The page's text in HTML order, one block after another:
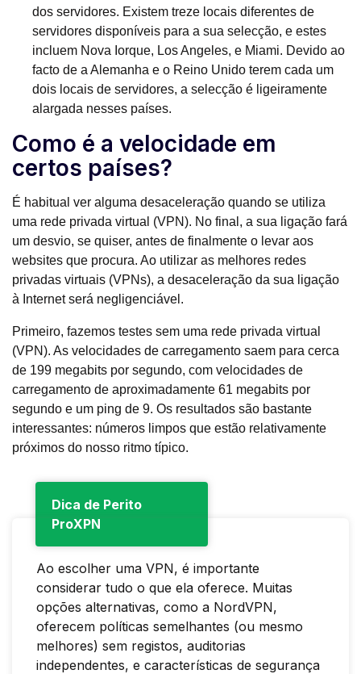
dos servidores. Existem treze locais diferentes de
servidores disponíveis para a sua selecção, e estes
incluem Nova Iorque, Los Angeles, e Miami. Devido ao
facto de a Alemanha e o Reino Unido terem cada um
dois locais de servidores, a selecção é ligeiramente
alargada nesses países.
Como é a velocidade em
certos países?
É habitual ver alguma desaceleração quando se utiliza
uma rede privada virtual (VPN). No final, a sua ligação fará
um desvio, se quiser, antes de finalmente o levar aos
websites que procura. Ao utilizar as melhores redes
privadas virtuais (VPNs), a desaceleração da sua ligação
à Internet será negligenciável.
Primeiro, fazemos testes sem uma rede privada virtual
(VPN). As velocidades de carregamento saem para cerca
de 199 megabits por segundo, com velocidades de
carregamento de aproximadamente 61 megabits por
segundo e um ping de 9. Os resultados são bastante
interessantes: números limpos que estão relativamente
próximos do nosso ritmo típico.
Dica de Perito
ProXPN
Ao escolher uma VPN, é importante
considerar tudo o que ela oferece. Muitas
opções alternativas, como a NordVPN,
oferecem políticas semelhantes (ou mesmo
melhores) sem registos, auditorias
independentes, e características de segurança